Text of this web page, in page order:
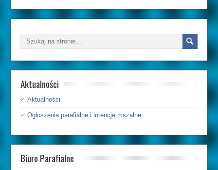
Aktualności
Aktualności
Ogłoszenia parafialne i intencje mszalne
Biuro Parafialne